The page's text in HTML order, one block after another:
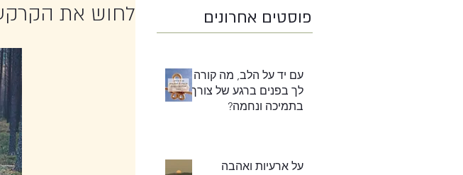
לחוש את פוסטים אחרונים
עם יד על הלב, מה קורה
לך בפנים ברגע של צורך
בתמיכה ונחמה?
על ארעיות ואהבה